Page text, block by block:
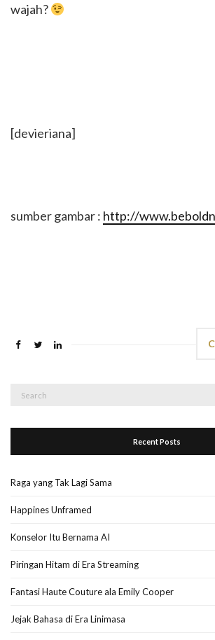
wajah?
[devieriana]
sumber gambar : http://
Search
Recent Posts
Raga yang Tak Lagi Sama
Happines Unframed
Konselor Itu Bernama AI
Piringan Hitam di Era Streaming
Fantasi Haute Couture ala Emily Cooper
Jejak Bahasa di Era Linimasa